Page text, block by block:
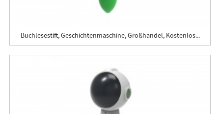
Buchlesestift, Geschichtenmaschine, Großhandel, Kostenlos...